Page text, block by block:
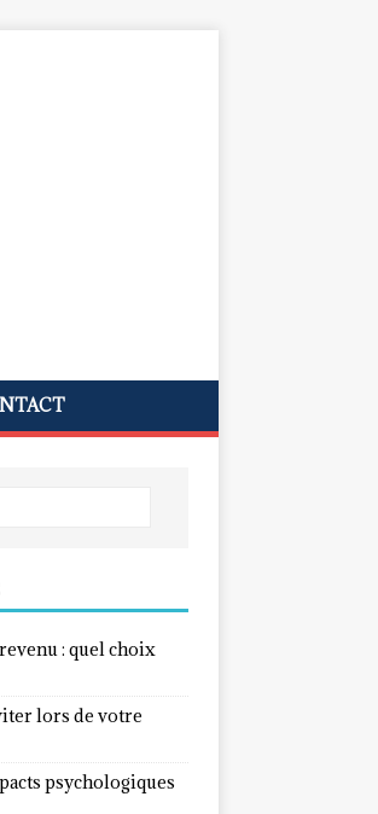
: quel choix
lors de votre
psychologiques